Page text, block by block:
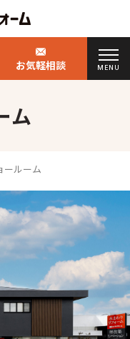
お気軽相談 MENU
ム
ールーム